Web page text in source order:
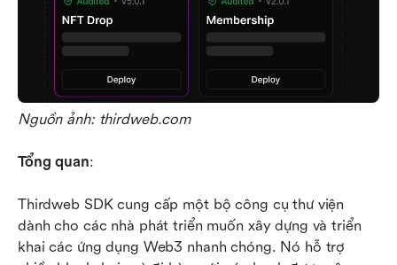
Nguồn ảnh: thirdweb.com
Tổng quan:
Thirdweb SDK cung cấp một bộ công cụ thư viện
dành cho các nhà phát triển muốn xây dựng và triển
khai các ứng dụng Web3 nhanh chóng. Nó hỗ trợ